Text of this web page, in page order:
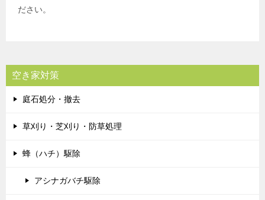
ださい。
空き家対策
庭石処分・撤去
草刈り・芝刈り・防草処理
蜂（ハチ）駆除
アシナガバチ駆除